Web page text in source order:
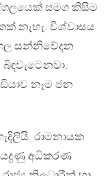
සමග කිසිම
නැහැ. විශ්වාසය
සන්නිවේදන
නෑම ජන
රාමනායක
අධිකරණ